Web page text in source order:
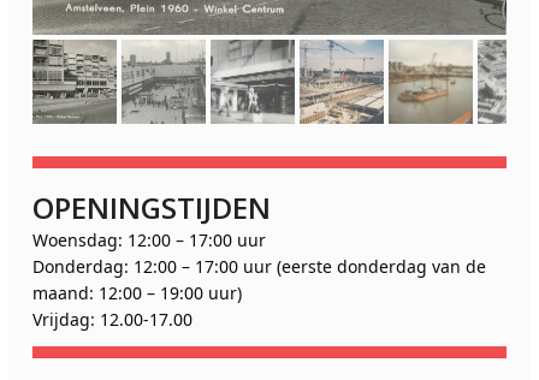
OPENINGSTIJDEN
Woensdag: 12:00 – 17:00 uur
Donderdag: 12:00 – 17:00 uur (eerste donderdag van de
maand: 12:00 – 19:00 uur)
Vrijdag: 12.00-17.00